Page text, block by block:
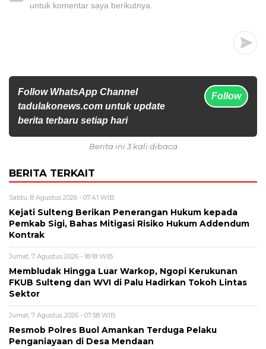
untuk komentar saya berikutnya.
Follow WhatsApp Channel
tadulakonews.com untuk update
berita terbaru setiap hari
Follow
Berita ini 3 kali dibaca
BERITA TERKAIT
Sabtu, 8 Agustus 2026 - 07:41 WIB
Kejati Sulteng Berikan Penerangan Hukum kepada
Pemkab Sigi, Bahas Mitigasi Risiko Hukum Addendum
Kontrak
Jumat, 7 Agustus 2026 - 18:18 WIB
Membludak Hingga Luar Warkop, Ngopi Kerukunan
FKUB Sulteng dan WVI di Palu Hadirkan Tokoh Lintas
Sektor
Jumat, 7 Agustus 2026 - 07:58 WIB
Resmob Polres Buol Amankan Terduga Pelaku
Penganiayaan di Desa Mendaan